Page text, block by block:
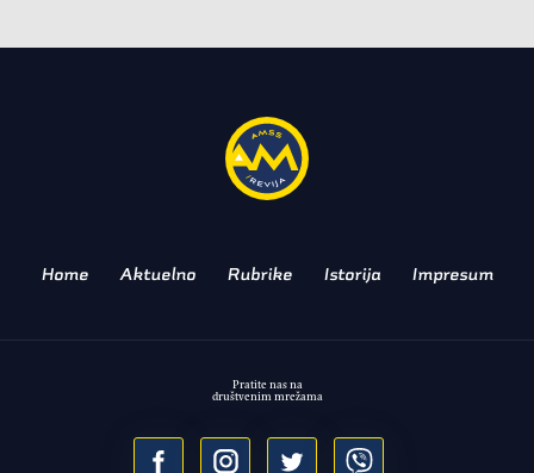
vraća na scenu!
Home Aktuelno Rubrike Istorija Impresum
Pratite nas na
društvenim mrežama